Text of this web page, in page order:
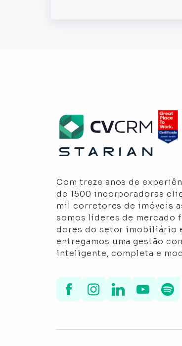
Com treze anos de
de 1500 incorporadoras
mil corretores de imóveis
somos líderes de mercado
dores do setor imobiliário
entregamos uma gestão
inteligente, completa e